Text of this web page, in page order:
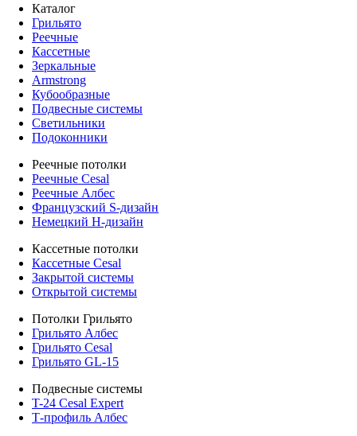
Каталог
Грильято
Реечные
Кассетные
Зеркальные
Armstrong
Кубообразные
Подвесные системы
Светильники
Подоконники
Реечные потолки
Реечные Cesal
Реечные Албес
Французский S-дизайн
Немецкий H-дизайн
Кассетные потолки
Кассетные Cesal
Закрытой системы
Открытой системы
Потолки Грильято
Грильято Албес
Грильято Cesal
Грильято GL-15
Подвесные системы
T-24 Cesal Expert
Т-профиль Албес